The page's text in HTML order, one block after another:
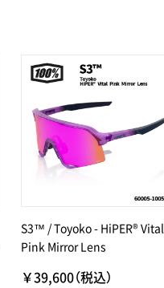
S3™ / Toyoko - HiPER® Vital
Pink Mirror Lens
￥39,600（税込）